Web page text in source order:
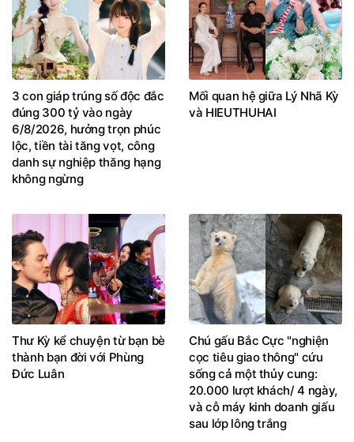
3 con giáp trúng số độc đắc
đúng 300 tỷ vào ngày
6/8/2026, hưởng trọn phúc
lộc, tiền tài tăng vọt, công
danh sự nghiệp thăng hạng
không ngừng
Mối quan hệ giữa Lý Nhã Kỳ
và HIEUTHUHAI
Thư Kỳ kể chuyện từ bạn bè
thành bạn đời với Phùng
Đức Luân
Chú gấu Bắc Cực "nghiện
cọc tiêu giao thông" cứu
sống cả một thủy cung:
20.000 lượt khách/ 4 ngày,
và cỗ máy kinh doanh giấu
sau lớp lông trắng